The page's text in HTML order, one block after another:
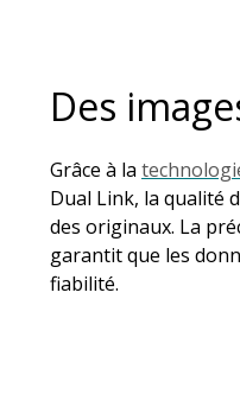
Des
Grâce à la
Dual Link, la qualité
des originaux. La
garantit que les
fiabilité.